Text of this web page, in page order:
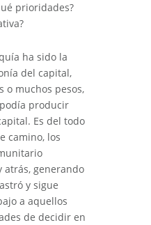
prioridades?
ha sido la
del capital,
o muchos pesos,
producir
Es del todo
camino, los
atrás, generando
y sigue
a aquellos
de decidir en